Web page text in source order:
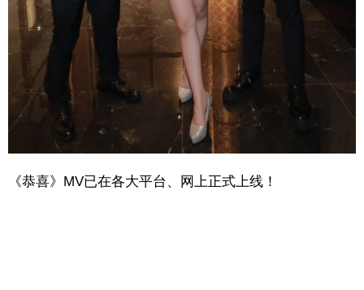
《恭喜》MV已在各大平台、网上正式上线！